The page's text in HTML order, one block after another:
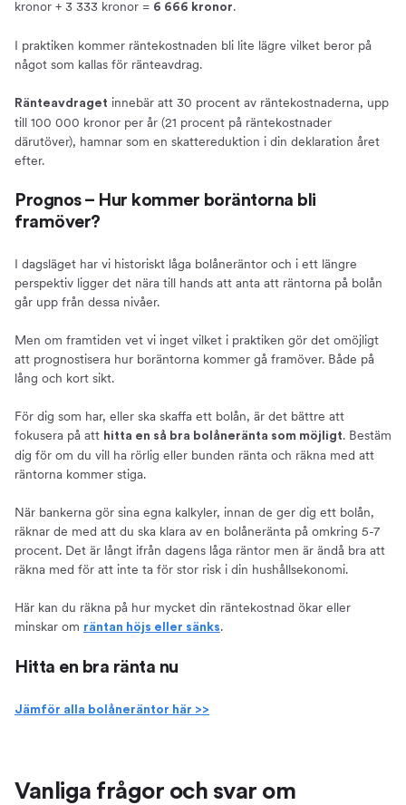
kronor + 3 333 kronor = 6 666 kronor.
I praktiken kommer räntekostnaden bli lite lägre vilket beror på
något som kallas för ränteavdrag.
Ränteavdraget innebär att 30 procent av räntekostnaderna, upp
till 100 000 kronor per år (21 procent på räntekostnader
därutöver), hamnar som en skattereduktion i din deklaration året
efter.
Prognos – Hur kommer boräntorna bli
framöver?
I dagsläget har vi historiskt låga bolåneräntor och i ett längre
perspektiv ligger det nära till hands att anta att räntorna på bolån
går upp från dessa nivåer.
Men om framtiden vet vi inget vilket i praktiken gör det omöjligt
att prognostisera hur boräntorna kommer gå framöver. Både på
lång och kort sikt.
För dig som har, eller ska skaffa ett bolån, är det bättre att
fokusera på att hitta en så bra bolåneränta som möjligt. Bestäm
dig för om du vill ha rörlig eller bunden ränta och räkna med att
räntorna kommer stiga.
När bankerna gör sina egna kalkyler, innan de ger dig ett bolån,
räknar de med att du ska klara av en bolåneränta på omkring 5-7
procent. Det är långt ifrån dagens låga räntor men är ändå bra att
räkna med för att inte ta för stor risk i din hushållsekonomi.
Här kan du räkna på hur mycket din räntekostnad ökar eller
minskar om räntan höjs eller sänks.
Hitta en bra ränta nu
Jämför alla bolåneräntor här >>
Vanliga frågor och svar om